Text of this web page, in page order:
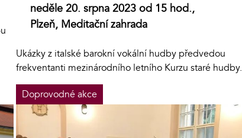
neděle 20. srpna 2023 od 15 hod.,
Plzeň, Meditační zahrada
Ukázky z italské barokní vokální hudby předvedou
frekventanti mezinárodního letního Kurzu staré hudby.
Doprovodné akce